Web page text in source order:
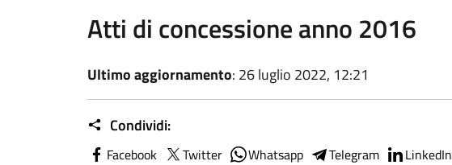
Atti di concessione anno 2016
Ultimo aggiornamento: 26 luglio 2022, 12:21
Condividi:
Facebook Twitter Whatsapp Telegram LinkedIn